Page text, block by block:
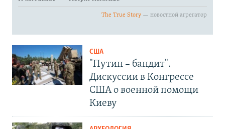
США
"Путин – бандит".
Дискуссии в Конгрессе
США о военной помощи
Киеву